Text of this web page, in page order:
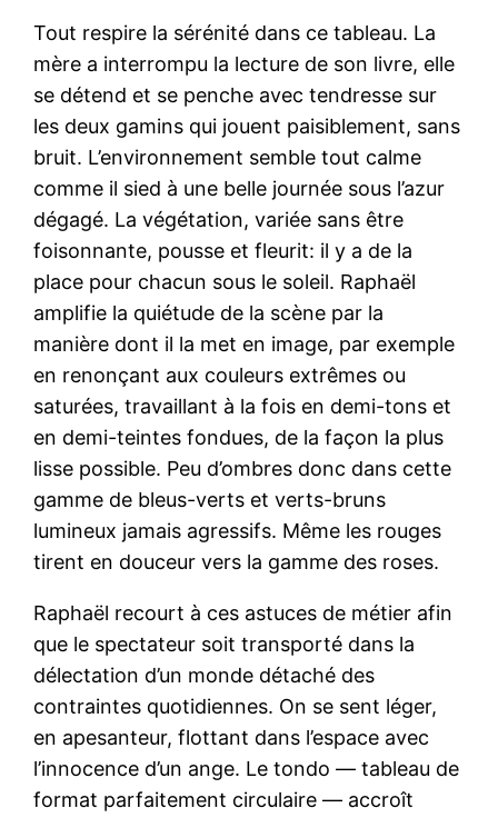
Tout respire la sérénité dans ce tableau. La
mère a interrompu la lecture de son livre, elle
se détend et se penche avec tendresse sur
les deux gamins qui jouent paisiblement, sans
bruit. L’environnement semble tout calme
comme il sied à une belle journée sous l’azur
dégagé. La végétation, variée sans être
foisonnante, pousse et fleurit: il y a de la
place pour chacun sous le soleil. Raphaël
amplifie la quiétude de la scène par la
manière dont il la met en image, par exemple
en renonçant aux couleurs extrêmes ou
saturées, travaillant à la fois en demi-tons et
en demi-teintes fondues, de la façon la plus
lisse possible. Peu d’ombres donc dans cette
gamme de bleus-verts et verts-bruns
lumineux jamais agressifs. Même les rouges
tirent en douceur vers la gamme des roses.
Raphaël recourt à ces astuces de métier afin
que le spectateur soit transporté dans la
délectation d’un monde détaché des
contraintes quotidiennes. On se sent léger,
en apesanteur, flottant dans l’espace avec
l’innocence d’un ange. Le tondo — tableau de
format parfaitement circulaire — accroît